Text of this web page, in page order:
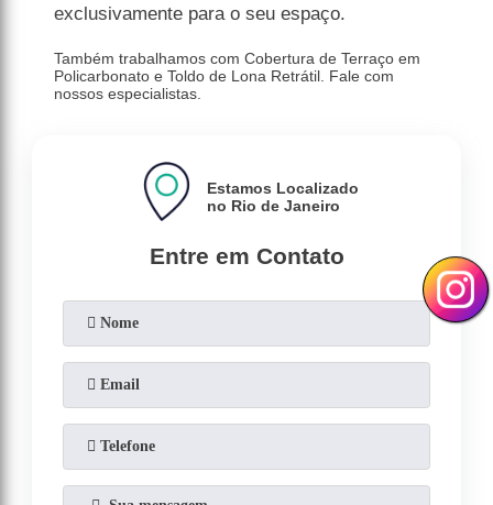
exclusivamente para o seu espaço.
Também trabalhamos com Cobertura de Terraço em
Policarbonato e Toldo de Lona Retrátil. Fale com
nossos especialistas.
Entre em Contato
Estamos Localizado
no Rio de Janeiro